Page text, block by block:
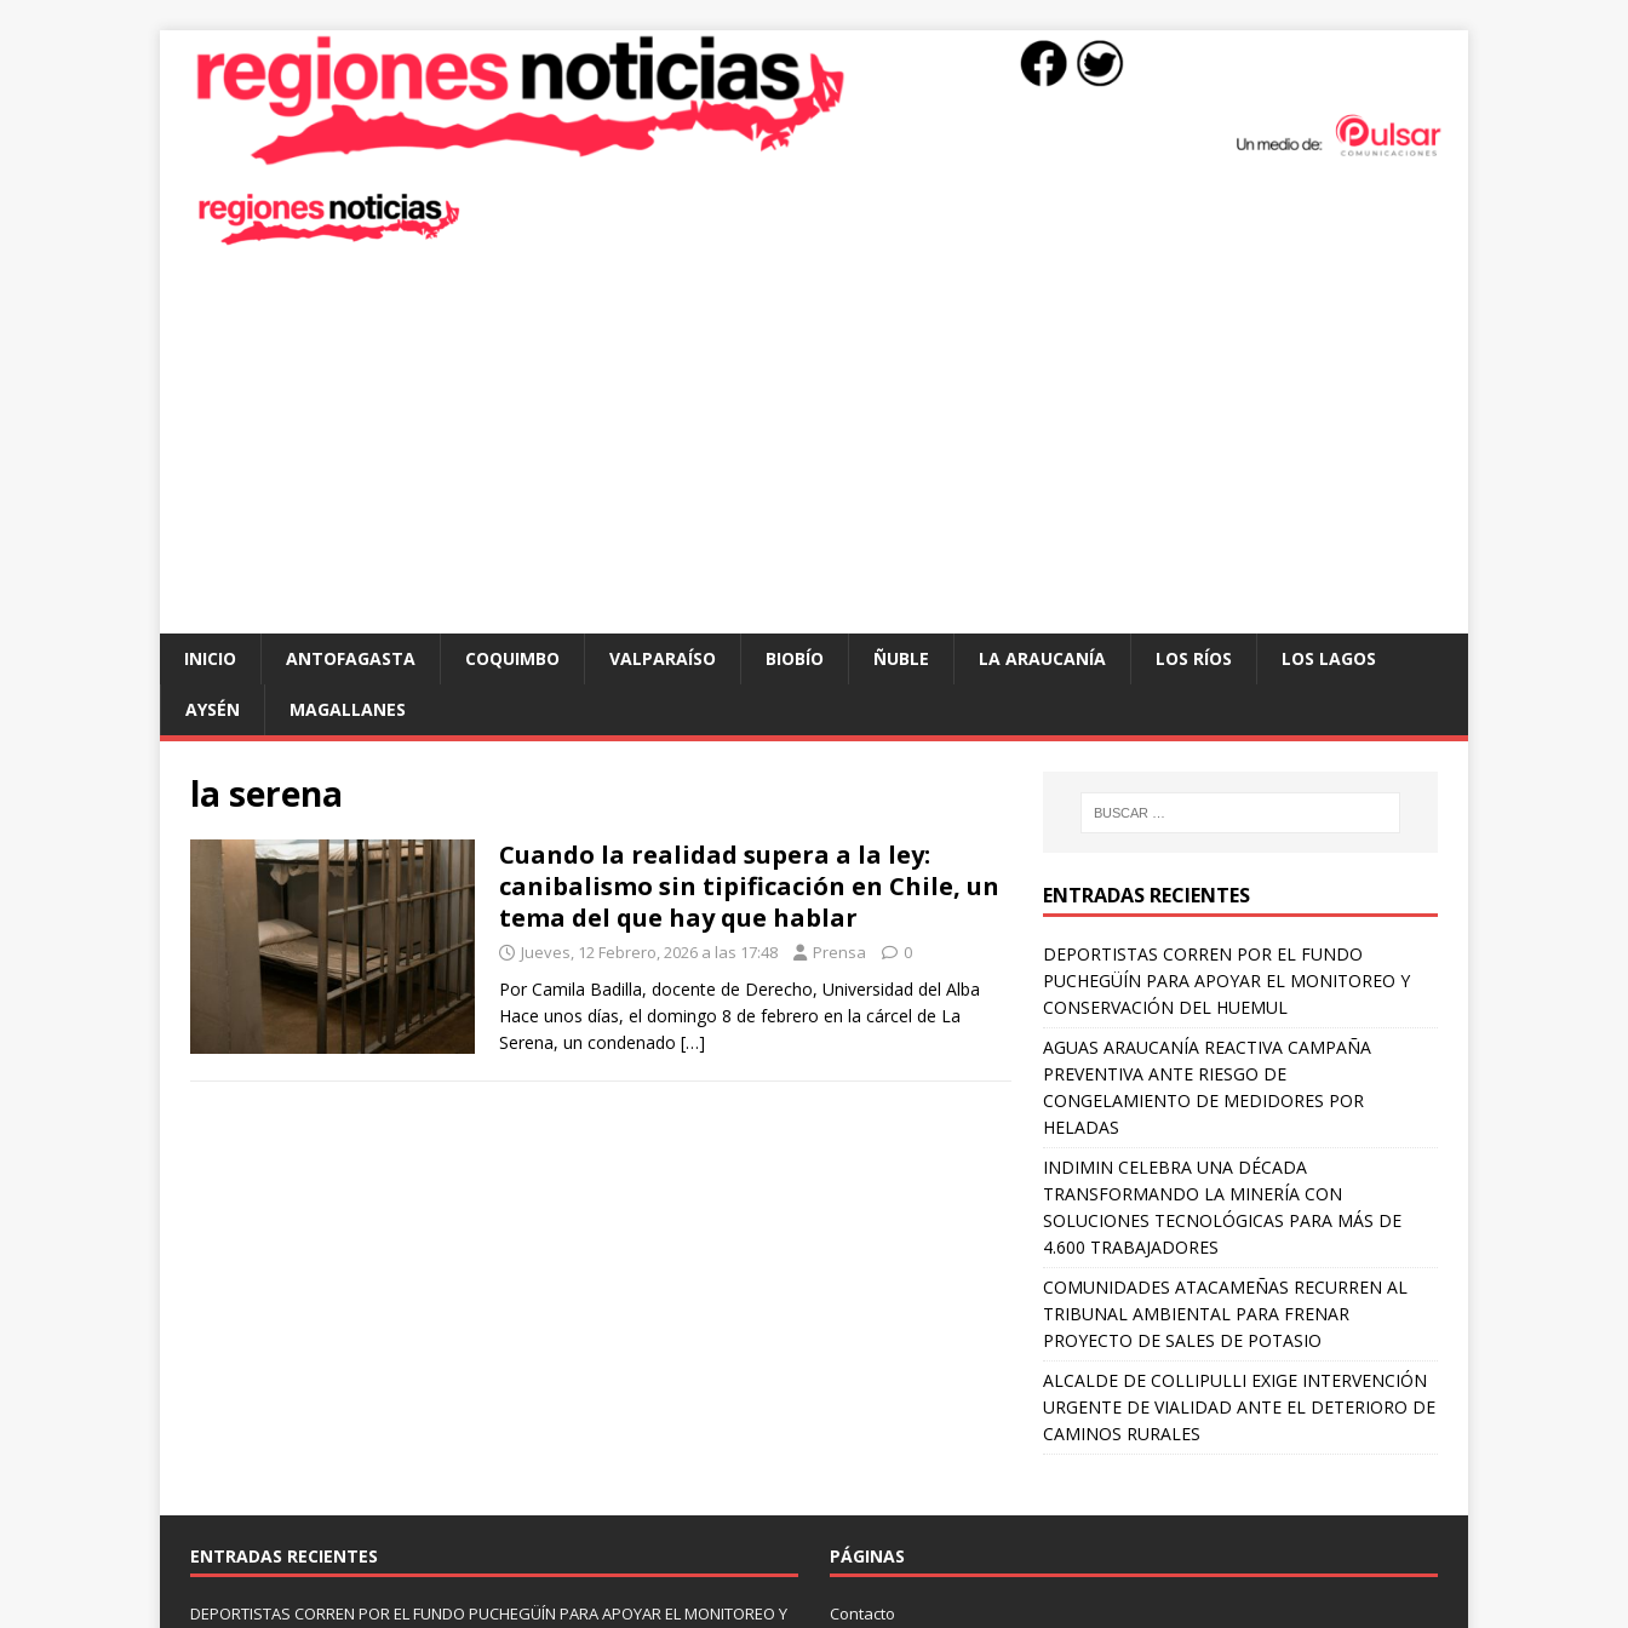
INICIO ANTOFAGASTA COQUIMBO VALPARAÍSO BIOBÍO ÑUBLE LA ARAUCANÍA LOS RÍOS LOS LAGOS
AYSÉN MAGALLANES
la serena
Cuando la realidad supera a la ley:
canibalismo sin tipificación en Chile, un
tema del que hay que hablar
Jueves, 12 Febrero, 2026 a las 17:48 Prensa 0
Por Camila Badilla, docente de Derecho, Universidad del Alba
Hace unos días, el domingo 8 de febrero en la cárcel de La
Serena, un condenado […]
ENTRADAS RECIENTES
DEPORTISTAS CORREN POR EL FUNDO
PUCHEGÜÍN PARA APOYAR EL MONITOREO Y
CONSERVACIÓN DEL HUEMUL
AGUAS ARAUCANÍA REACTIVA CAMPAÑA
PREVENTIVA ANTE RIESGO DE
CONGELAMIENTO DE MEDIDORES POR
HELADAS
INDIMIN CELEBRA UNA DÉCADA
TRANSFORMANDO LA MINERÍA CON
SOLUCIONES TECNOLÓGICAS PARA MÁS DE
4.600 TRABAJADORES
COMUNIDADES ATACAMEÑAS RECURREN AL
TRIBUNAL AMBIENTAL PARA FRENAR
PROYECTO DE SALES DE POTASIO
ALCALDE DE COLLIPULLI EXIGE INTERVENCIÓN
URGENTE DE VIALIDAD ANTE EL DETERIORO DE
CAMINOS RURALES
ENTRADAS RECIENTES
DEPORTISTAS CORREN POR EL FUNDO PUCHEGÜÍN PARA APOYAR EL MONITOREO Y
PÁGINAS
Contacto